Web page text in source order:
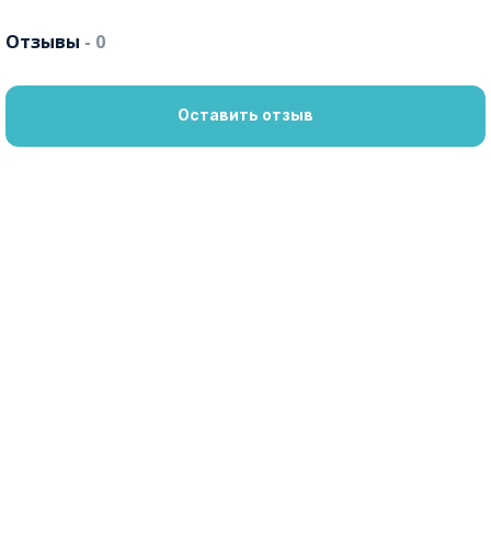
Отзывы - 0
Оставить отзыв